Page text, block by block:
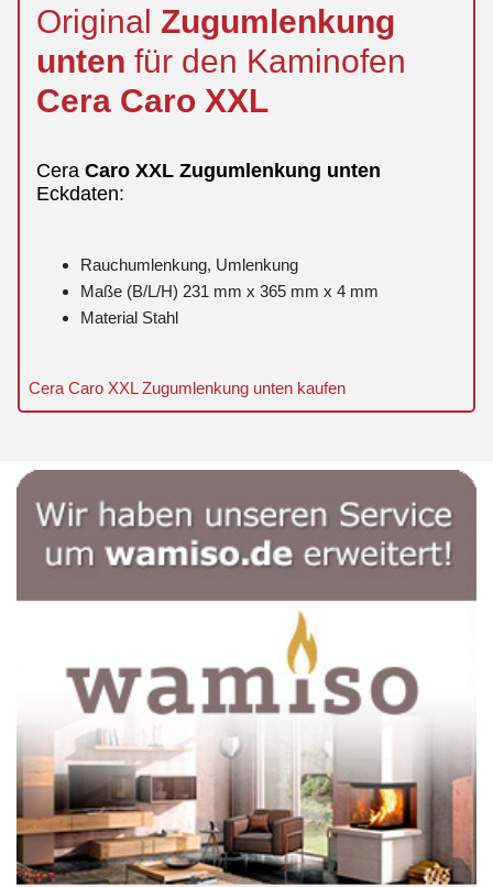
Original Zugumlenkung
unten für den Kaminofen
Cera Caro XXL
Cera Caro XXL Zugumlenkung unten
Eckdaten:
Rauchumlenkung, Umlenkung
Maße (B/L/H) 231 mm x 365 mm x 4 mm
Material Stahl
Cera Caro XXL Zugumlenkung unten kaufen